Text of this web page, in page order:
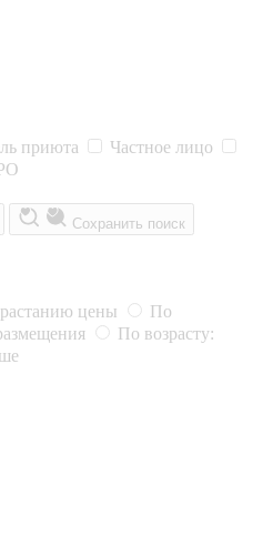
приюта
Частное лицо
Сохранить поиск
цены
По
По возрасту: